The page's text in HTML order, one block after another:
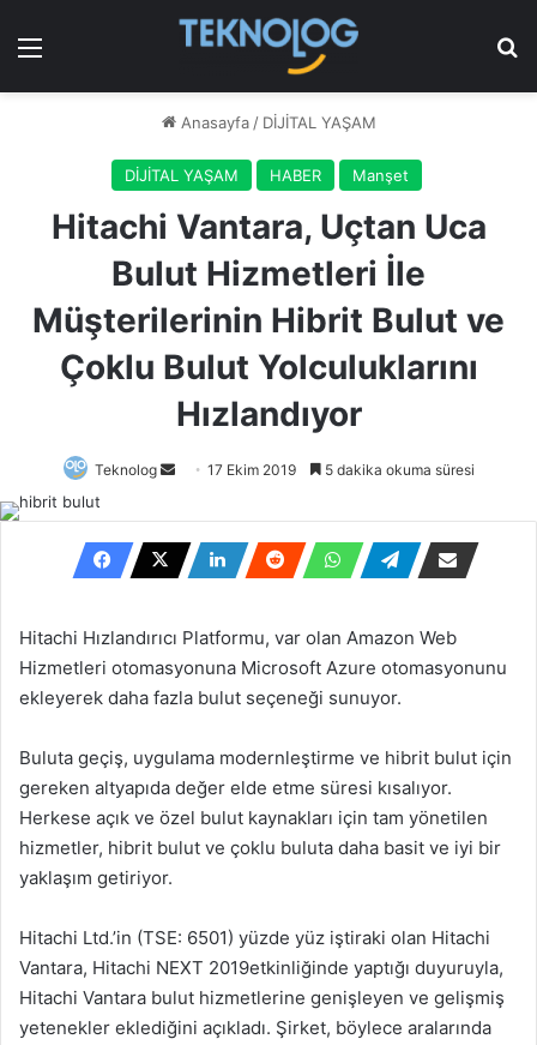
Menü
Anasayfa / DİJİTAL YAŞAM
DİJİTAL YAŞAM HABER Manşet
Hitachi Vantara, Uçtan Uca
Bulut Hizmetleri İle
Müşterilerinin Hibrit Bulut ve
Çoklu Bulut Yolculuklarını
Hızlandıyor
Teknolog
Bir
posta
göndermek
17 Ekim 2019 5 dakika okuma süresi
Hitachi Hızlandırıcı Platformu, var olan Amazon Web
Hizmetleri otomasyonuna Microsoft Azure otomasyonunu
ekleyerek daha fazla bulut seçeneği sunuyor.
Buluta geçiş, uygulama modernleştirme ve hibrit bulut için
gereken altyapıda değer elde etme süresi kısalıyor.
Herkese açık ve özel bulut kaynakları için tam yönetilen
hizmetler, hibrit bulut ve çoklu buluta daha basit ve iyi bir
yaklaşım getiriyor.
Hitachi Ltd.’in (TSE: 6501) yüzde yüz iştiraki olan Hitachi
Vantara, Hitachi NEXT 2019etkinliğinde yaptığı duyuruyla,
Hitachi Vantara bulut hizmetlerine genişleyen ve gelişmiş
yetenekler eklediğini açıkladı. Şirket, böylece aralarında